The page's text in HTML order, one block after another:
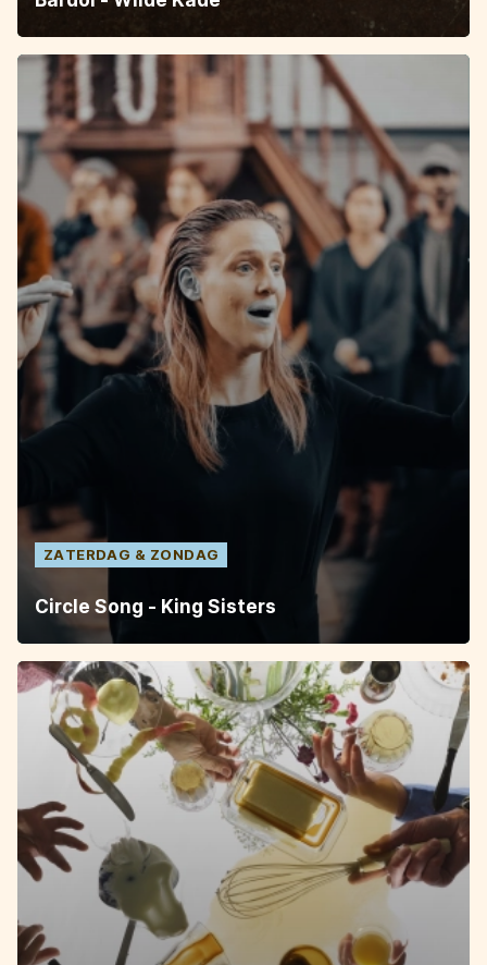
ZATERDAG ZONDAG
Circle Song - King Sisters